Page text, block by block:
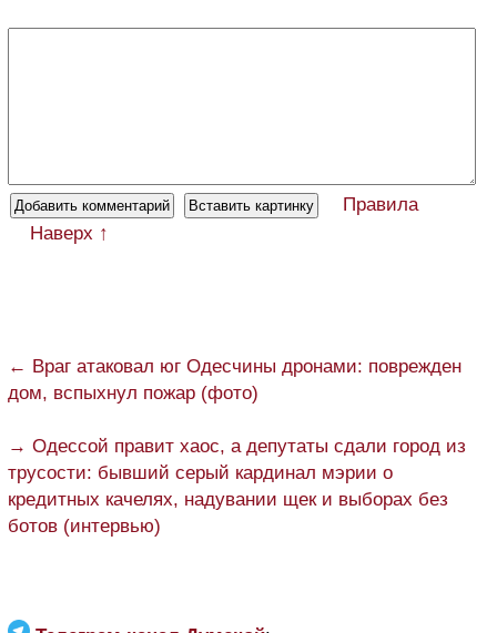
Правила
Наверх ↑
← Враг атаковал юг Одесчины дронами: поврежден
дом, вспыхнул пожар (фото)
→ Одессой правит хаос, а депутаты сдали город из
трусости: бывший серый кардинал мэрии о
кредитных качелях, надувании щек и выборах без
ботов (интервью)